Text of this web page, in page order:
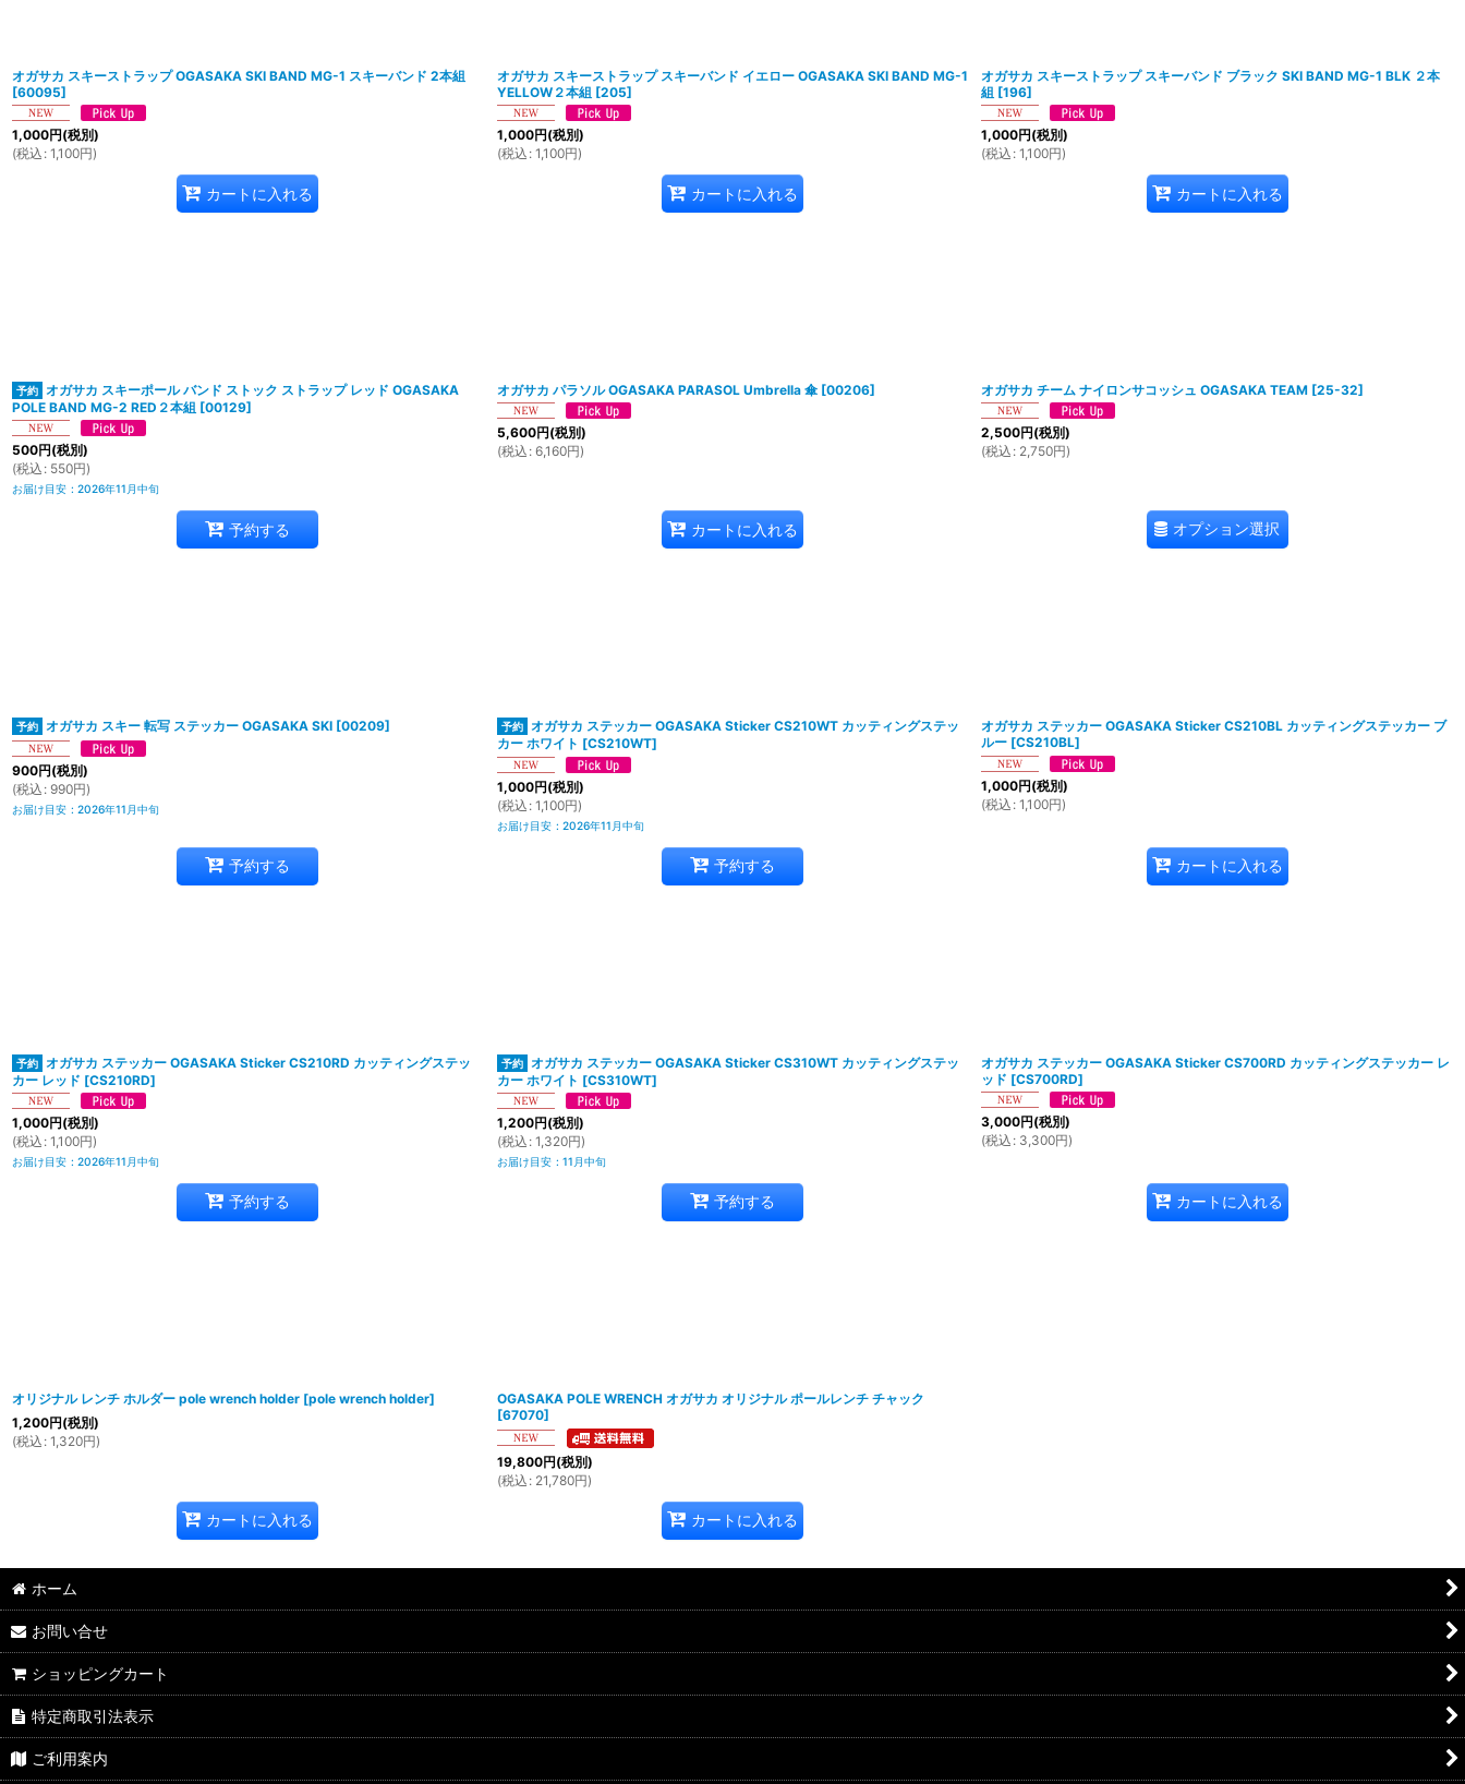
オガサカ スキーストラップ OGASAKA SKI BAND MG-1 スキーバンド 2本組
[60095]
1,000円(税別)
(税込 : 1,100円)
カートに入れる
オガサカ スキーストラップ スキーバンド イエロー OGASAKA SKI BAND MG-1
YELLOW２本組 [205]
1,000円(税別)
(税込 : 1,100円)
カートに入れる
オガサカ スキーストラップ スキーバンド ブラック SKI BAND MG-1 BLK ２本
組 [196]
1,000円(税別)
(税込 : 1,100円)
カートに入れる
オガサカ スキーポール バンド ストック ストラップ レッド OGASAKA
POLE BAND MG-2 RED２本組 [00129]
500円(税別)
(税込 : 550円)
お届け目安 : 2026年11月中旬
予約する
オガサカ パラソル OGASAKA PARASOL Umbrella 傘 [00206]
5,600円(税別)
(税込 : 6,160円)
カートに入れる
オガサカ チーム ナイロンサコッシュ OGASAKA TEAM [25-32]
2,500円(税別)
(税込 : 2,750円)
オプション選択
オガサカ スキー 転写 ステッカー OGASAKA SKI [00209]
900円(税別)
(税込 : 990円)
お届け目安 : 2026年11月中旬
予約する
オガサカ ステッカー OGASAKA Sticker CS210WT カッティングステッ
カー ホワイト [CS210WT]
1,000円(税別)
(税込 : 1,100円)
お届け目安 : 2026年11月中旬
予約する
オガサカ ステッカー OGASAKA Sticker CS210BL カッティングステッカー ブ
ルー [CS210BL]
1,000円(税別)
(税込 : 1,100円)
カートに入れる
オガサカ ステッカー OGASAKA Sticker CS210RD カッティングステッ
カー レッド [CS210RD]
1,000円(税別)
(税込 : 1,100円)
お届け目安 : 2026年11月中旬
予約する
オガサカ ステッカー OGASAKA Sticker CS310WT カッティングステッ
カー ホワイト [CS310WT]
1,200円(税別)
(税込 : 1,320円)
お届け目安 : 11月中旬
予約する
オガサカ ステッカー OGASAKA Sticker CS700RD カッティングステッカー レ
ッド [CS700RD]
3,000円(税別)
(税込 : 3,300円)
カートに入れる
オリジナル レンチ ホルダー pole wrench holder [pole wrench holder]
1,200円(税別)
(税込 : 1,320円)
カートに入れる
OGASAKA POLE WRENCH オガサカ オリジナル ポールレンチ チャック
[67070]
19,800円(税別)
(税込 : 21,780円)
カートに入れる
ホーム
お問い合せ
ショッピングカート
特定商取引法表示
ご利用案内